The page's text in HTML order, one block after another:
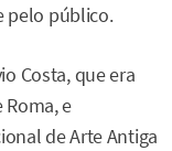
pelo público.
Costa, que era
e
de Arte Antiga